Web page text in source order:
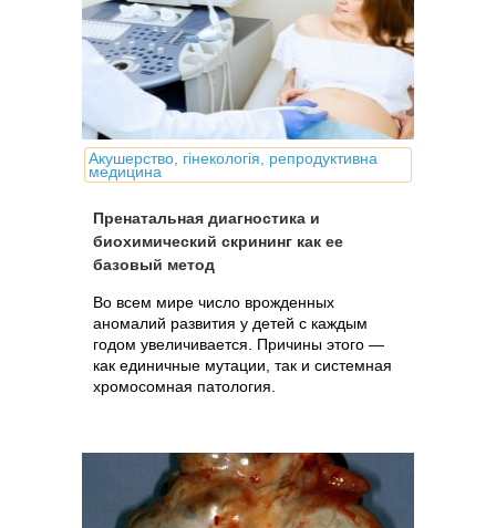
Акушерство, гінекологія, репродуктивна
медицина
Пренатальная диагностика и
биохимический скрининг как ее
базовый метод
Во всем мире число врожденных
аномалий развития у детей с каждым
годом увеличивается. Причины этого —
как единичные мутации, так и системная
хромосомная патология.